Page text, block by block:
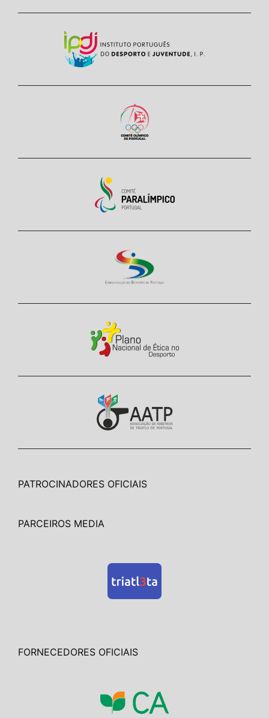
PATROCINADORES OFICIAIS
PARCEIROS MEDIA
FORNECEDORES OFICIAIS